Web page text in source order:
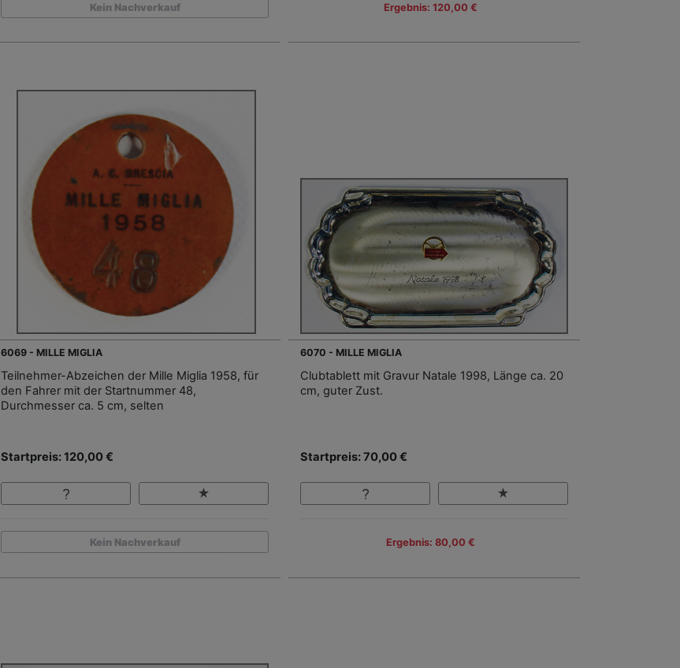
Kein Nachverkauf Ergebnis: 120,00 €
6069 - MILLE MIGLIA
Teilnehmer-Abzeichen der Mille Miglia 1958, für
den Fahrer mit der Startnummer 48,
Durchmesser ca. 5 cm, selten
Startpreis: 120,00 €
Kein Nachverkauf
6070 - MILLE MIGLIA
Clubtablett mit Gravur Natale 1998, Länge ca. 20
cm, guter Zust.
Startpreis: 70,00 €
Ergebnis: 80,00 €